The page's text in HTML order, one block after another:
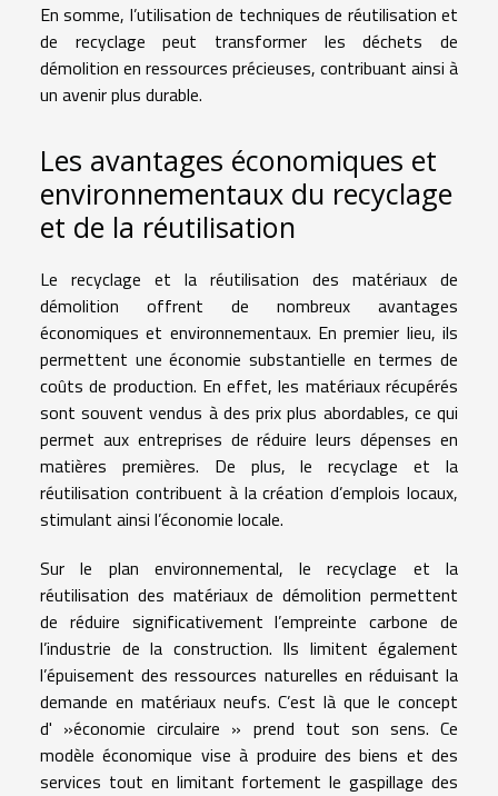
En somme, l’utilisation de techniques de réutilisation et
de recyclage peut transformer les déchets de
démolition en ressources précieuses, contribuant ainsi à
un avenir plus durable.
Les avantages économiques et
environnementaux du recyclage
et de la réutilisation
Le recyclage et la réutilisation des matériaux de
démolition offrent de nombreux avantages
économiques et environnementaux. En premier lieu, ils
permettent une économie substantielle en termes de
coûts de production. En effet, les matériaux récupérés
sont souvent vendus à des prix plus abordables, ce qui
permet aux entreprises de réduire leurs dépenses en
matières premières. De plus, le recyclage et la
réutilisation contribuent à la création d’emplois locaux,
stimulant ainsi l’économie locale.
Sur le plan environnemental, le recyclage et la
réutilisation des matériaux de démolition permettent
de réduire significativement l’empreinte carbone de
l’industrie de la construction. Ils limitent également
l’épuisement des ressources naturelles en réduisant la
demande en matériaux neufs. C’est là que le concept
d' »économie circulaire » prend tout son sens. Ce
modèle économique vise à produire des biens et des
services tout en limitant fortement le gaspillage des